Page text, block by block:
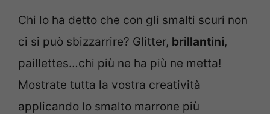
Chi lo ha detto che con gli smalti scuri non
ci si può sbizzarrire? Glitter, brillantini,
paillettes…chi più ne ha più ne metta!
Mostrate tutta la vostra creatività
applicando lo smalto marrone più